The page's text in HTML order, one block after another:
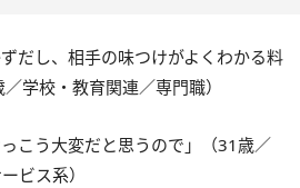
だし、相手の味つけがよくわかる料
学校・教育関連／専門職）
こう大変だと思うので」（31歳／
ビス系）